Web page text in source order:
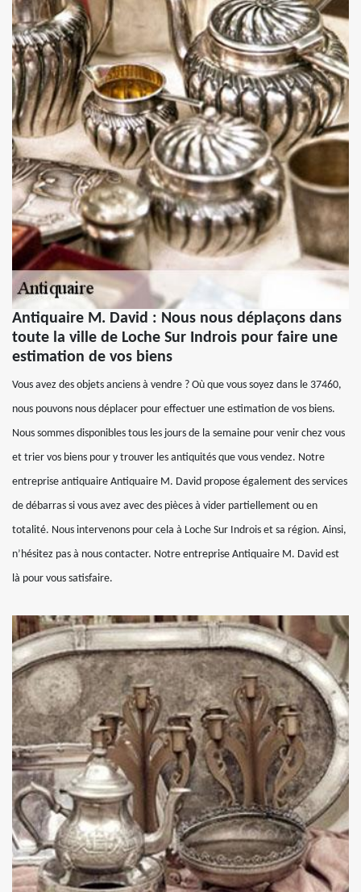
Antiquaire M. David : Nous nous déplaçons dans
toute la ville de Loche Sur Indrois pour faire une
estimation de vos biens
Vous avez des objets anciens à vendre ? Où que vous soyez dans le 37460,
nous pouvons nous déplacer pour effectuer une estimation de vos biens.
Nous sommes disponibles tous les jours de la semaine pour venir chez vous
et trier vos biens pour y trouver les antiquités que vous vendez. Notre
entreprise antiquaire Antiquaire M. David propose également des services
de débarras si vous avez avec des pièces à vider partiellement ou en
totalité. Nous intervenons pour cela à Loche Sur Indrois et sa région. Ainsi,
n’hésitez pas à nous contacter. Notre entreprise Antiquaire M. David est
là pour vous satisfaire.